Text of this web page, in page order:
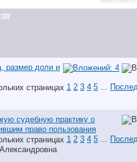
размер доли и
1 2 3 4 5 ...
судебную практику о
право пользования
1 2 3 4 5 ...